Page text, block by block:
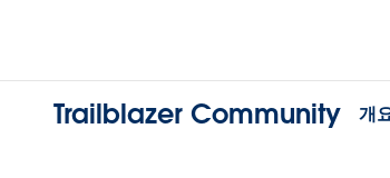
Trailblazer Community 개